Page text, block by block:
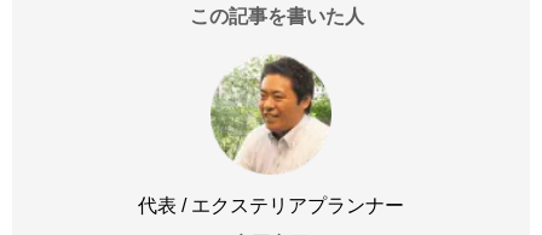
この記事を書いた人
代表 / エクステリアプランナー